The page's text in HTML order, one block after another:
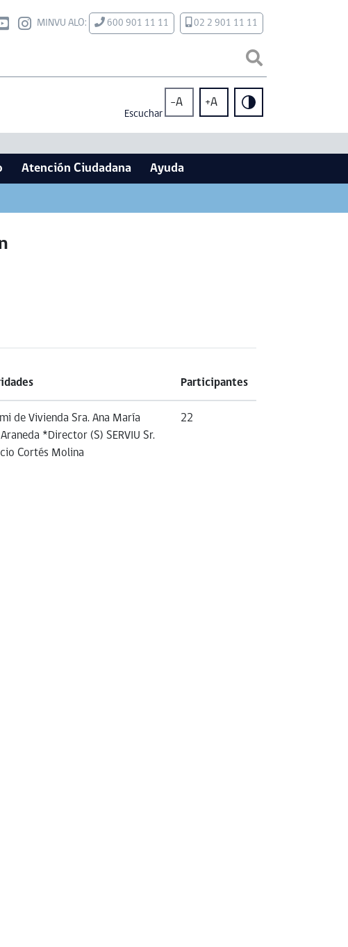
MINVU ALO: 600 901 11 11 02 2 901 11 11
Escuchar
-A +A
Atención Ciudadana Ayuda
Participantes
de Vivienda Sra. Ana María
*Director (S) SERVIU Sr.
Cortés Molina
22